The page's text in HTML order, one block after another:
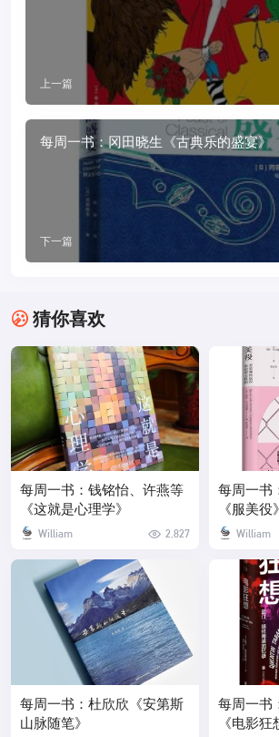
上一篇
每周一书：冈田晓生《古典乐的盛宴》
下一篇
猜你喜欢
每周一书：钱铭怡、许燕等
《这就是心理学》
William 2,827
每周一书
《服美役》
William
每周一书：杜欣欣《安第斯
山脉随笔》
每周一书
《电影狂